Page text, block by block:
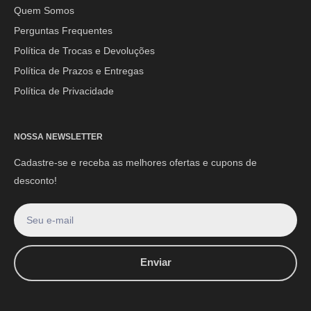
WhatsApp:
(44) 9 8856-3798
Quem Somos
Perguntas Frequentes
Política de Trocas e Devoluções
Política de Prazos e Entregas
Política de Privacidade
NOSSA NEWSLETTER
Cadastre-se e receba as melhores ofertas e cupons de
desconto!
Seu e-mail
Enviar